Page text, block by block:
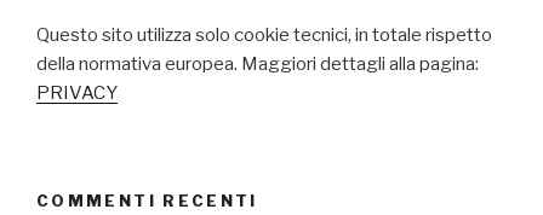
Questo sito utilizza solo cookie tecnici, in totale rispetto
della normativa europea. Maggiori dettagli alla pagina:
PRIVACY
COMMENTI RECENTI